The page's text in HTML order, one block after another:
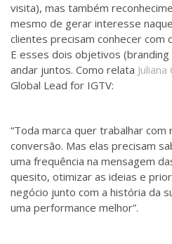
visita), mas também
mesmo de gerar interesse
clientes precisam conhecer com
E esses dois objetivos
andar juntos. Como relata
Global Lead for IGTV:
“Toda marca quer trabalhar
conversão. Mas elas precisam
uma frequência na mensagem
quesito, otimizar as ideias e
negócio junto com a história da
uma performance melhor”.